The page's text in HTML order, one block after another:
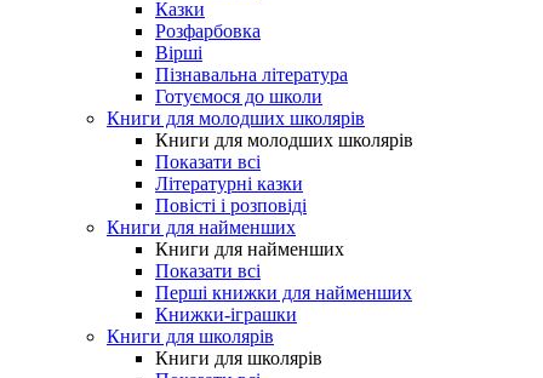
Казки
Розфарбовка
Вірші
Пізнавальна література
Готуємося до школи
Книги для молодших школярів
Книги для молодших школярів
Показати всі
Літературні казки
Повісті і розповіді
Книги для найменших
Книги для найменших
Показати всі
Перші книжки для найменших
Книжки-іграшки
Книги для школярів
Книги для школярів